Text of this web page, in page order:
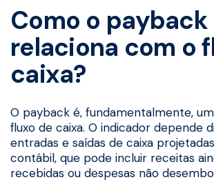
Como o payback
relaciona com o
caixa?
O payback é, fundamentalmente,
fluxo de caixa. O indicador depende
entradas e saídas de caixa
contábil, que pode incluir receitas
recebidas ou despesas não